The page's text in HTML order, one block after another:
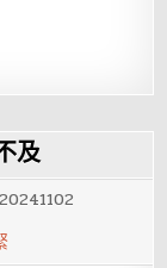
及
20241102